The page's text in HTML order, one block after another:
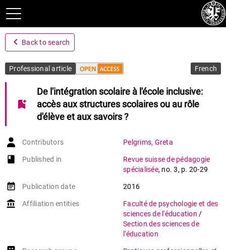
navigate_before Back to search
Professional article French
bookmark_add
De l'intégration scolaire à l'école inclusive:
accès aux structures scolaires ou au rôle
d'élève et aux savoirs ?
Contributors Pelgrims, Greta
book-open
Published in
Revue suisse de pédagogie
spécialisée, no. 3, p. 20-29
event_note Publication date 2016
account_balance Affiliation entities
Faculté de psychologie et des
sciences de l'éducation /
Section des sciences de
l'éducation